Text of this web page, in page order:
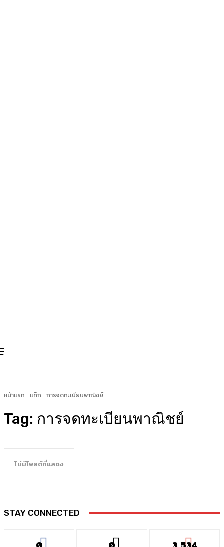
หน้าแรก แท็ก การจดทะเบียนพาณิชย์
Tag: การจดทะเบียนพาณิชย์
ไม่มีโพสต์ที่แสดง
STAY CONNECTED